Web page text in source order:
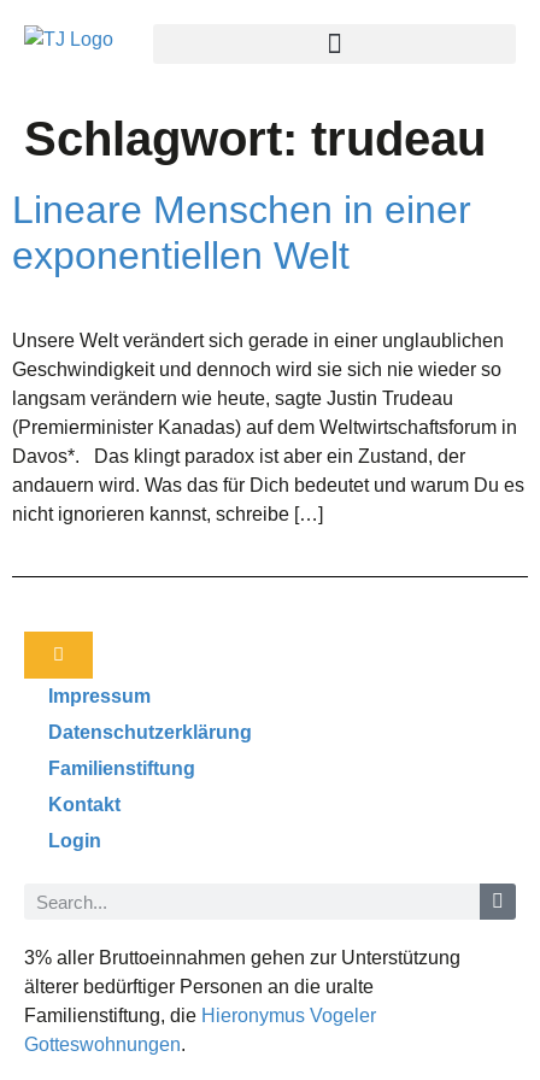
Schlagwort: trudeau
Lineare Menschen in einer
exponentiellen Welt
Unsere Welt verändert sich gerade in einer unglaublichen
Geschwindigkeit und dennoch wird sie sich nie wieder so
langsam verändern wie heute, sagte Justin Trudeau
(Premierminister Kanadas) auf dem Weltwirtschaftsforum in
Davos*. Das klingt paradox ist aber ein Zustand, der
andauern wird. Was das für Dich bedeutet und warum Du es
nicht ignorieren kannst, schreibe […]
Impressum
Datenschutzerklärung
Familienstiftung
Kontakt
Login
3% aller Bruttoeinnahmen gehen zur Unterstützung
älterer bedürftiger Personen an die uralte
Familienstiftung, die Hieronymus Vogeler
Gotteswohnungen.